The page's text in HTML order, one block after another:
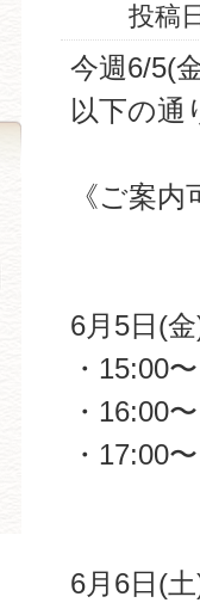
投稿
今週6/5(
以下の通
《ご案内
6月5日(
・15:00〜
・16:00〜
・17:00〜
6月6日(